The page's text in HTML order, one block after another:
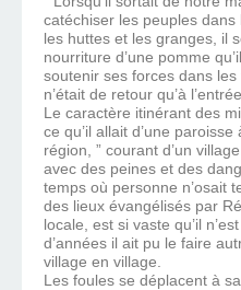
catéchiser les peuples
les huttes et les granges, il
nourriture d’une pomme
soutenir ses forces dans
n’était de retour qu’à
Le caractère itinérant des
ce qu’il allait d’une
région, ” courant d’un
avec des peines et des
temps où personne n’osait
des lieux évangélisés par
locale, est si vaste qu’il
d’années il ait pu le faire
village en village.
Les foules se déplacent à